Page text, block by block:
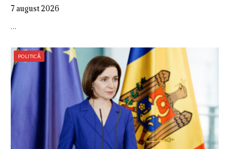
7 august 2026
…
POLITICĂ